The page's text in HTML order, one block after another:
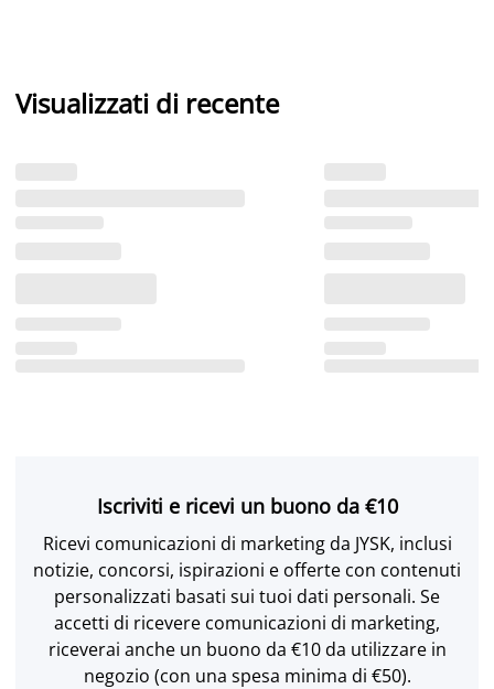
Visualizzati di recente
Iscriviti e ricevi un buono da €10
Ricevi comunicazioni di marketing da JYSK, inclusi
notizie, concorsi, ispirazioni e offerte con contenuti
personalizzati basati sui tuoi dati personali. Se
accetti di ricevere comunicazioni di marketing,
riceverai anche un buono da €10 da utilizzare in
negozio (con una spesa minima di €50).